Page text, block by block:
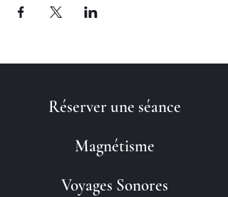
Réserver une séance
Magnétisme
Voyages Sonores